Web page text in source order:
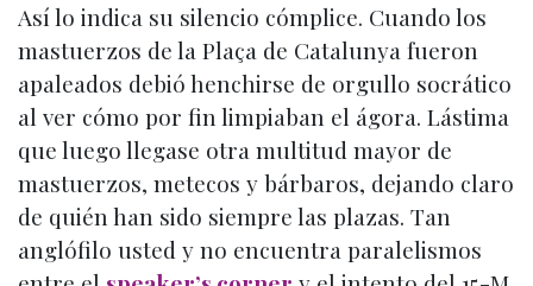
Así lo indica su silencio cómplice. Cuando los
mastuerzos de la Plaça de Catalunya fueron
apaleados debió henchirse de orgullo socrático
al ver cómo por fin limpiaban el ágora. Lástima
que luego llegase otra multitud mayor de
mastuerzos, metecos y bárbaros, dejando claro
de quién han sido siempre las plazas. Tan
anglófilo usted y no encuentra paralelismos